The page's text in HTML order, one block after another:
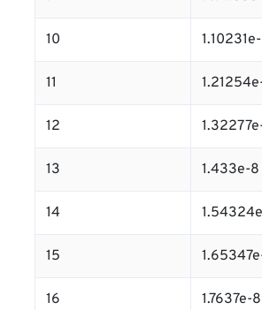
10
11
12
13 1.433e-8
14
15
16 1.7637e-8